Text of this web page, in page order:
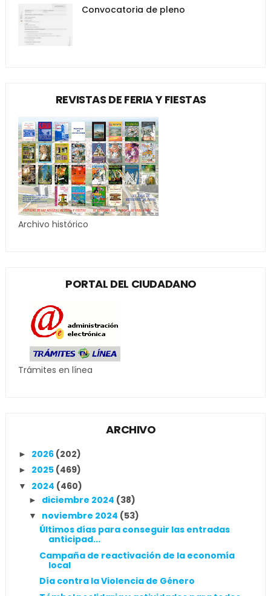
Convocatoria de pleno
REVISTAS DE FERIA Y FIESTAS
Archivo histórico
PORTAL DEL CIUDADANO
Trámites en línea
ARCHIVO
► 2026 (202)
► 2025 (469)
▼ 2024 (460)
► diciembre 2024 (38)
▼ noviembre 2024 (53)
Últimos días para conseguir las entradas
anticipad...
Campaña de reactivación de la economía
local
Día contra la Violencia de Género